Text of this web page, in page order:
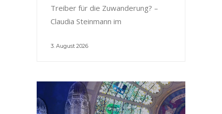
Treiber für die Zuwanderung? –
Claudia Steinmann im
3. August 2026